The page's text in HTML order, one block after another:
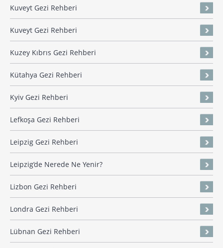
Kuveyt Gezi Rehberi
Kuveyt Gezi Rehberi
Kuzey Kıbrıs Gezi Rehberi
Kütahya Gezi Rehberi
Kyiv Gezi Rehberi
Lefkoşa Gezi Rehberi
Leipzig Gezi Rehberi
Leipzig’de Nerede Ne Yenir?
Lizbon Gezi Rehberi
Londra Gezi Rehberi
Lübnan Gezi Rehberi